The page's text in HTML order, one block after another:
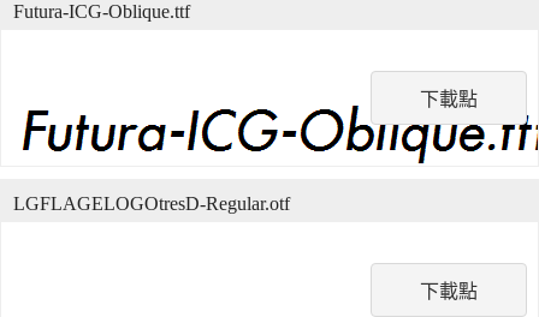
下載點
Futura-ICG-Oblique.ttf
下載點
LGFLAGELOGOtresD-Regular.otf